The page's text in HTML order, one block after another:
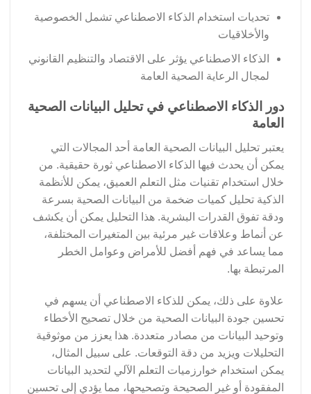
تحديات استخدام الذكاء الاصطناعي تشمل الخصوصية
والأخلاقيات
الذكاء الاصطناعي يؤثر على الاقتصاد والتنظيم القانوني
لمجال الرعاية الصحية العامة
دور الذكاء الاصطناعي في تحليل البيانات الصحية
العامة
يعتبر تحليل البيانات الصحية العامة أحد المجالات التي
يمكن أن يحدث فيها الذكاء الاصطناعي ثورة حقيقية. من
خلال استخدام تقنيات مثل التعلم العميق، يمكن للأنظمة
الذكية تحليل كميات ضخمة من البيانات الصحية بسرعة
ودقة تفوق القدرات البشرية. هذا التحليل يمكن أن يكشف
عن أنماط وعلاقات غير مرئية بين المتغيرات المختلفة،
مما يساعد في فهم أفضل للأمراض وعوامل الخطر
المرتبطة بها.
علاوة على ذلك، يمكن للذكاء الاصطناعي أن يسهم في
تحسين جودة البيانات الصحية من خلال تصحيح الأخطاء
وتوحيد البيانات من مصادر متعددة. هذا يعزز من موثوقية
التحليلات ويزيد من دقة التوقعات. على سبيل المثال،
يمكن استخدام خوارزميات التعلم الآلي لتحديد البيانات
المفقودة أو غير الصحيحة وتصحيحها، مما يؤدي إلى تحسين